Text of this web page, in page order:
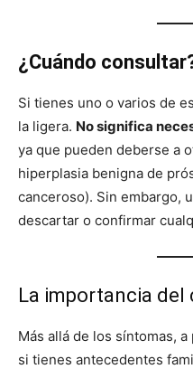
¿Cuándo
Si tienes uno o varios de
la ligera. No significa
ya que pueden deberse a
hiperplasia benigna de
canceroso). Sin embargo,
descartar o confirmar
La importancia del
Más allá de los síntomas,
si tienes antecedentes